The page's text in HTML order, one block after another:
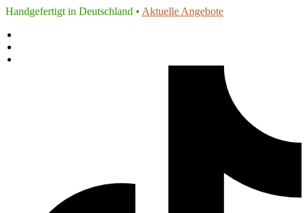
Handgefertigt in Deutschland • Aktuelle Angebote